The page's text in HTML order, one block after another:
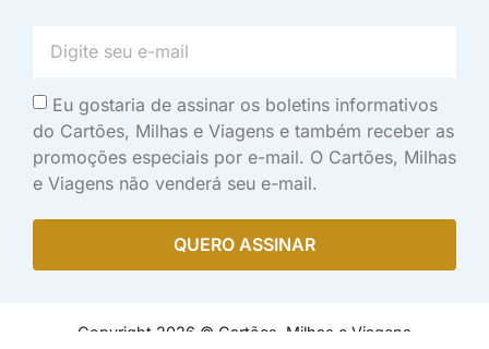
Eu gostaria de assinar os boletins informativos
do Cartões, Milhas e Viagens e também receber as
promoções especiais por e-mail. O Cartões, Milhas
e Viagens não venderá seu e-mail.
QUERO ASSINAR
Copyright 2026 © Cartões, Milhas e Viagens